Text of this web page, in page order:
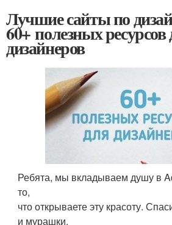
Лучшие сайты по
60+ полезных ресурсов
дизайнеров
Ребята, мы вкладываем душу в
то,
что открываете эту красоту.
и мурашки.